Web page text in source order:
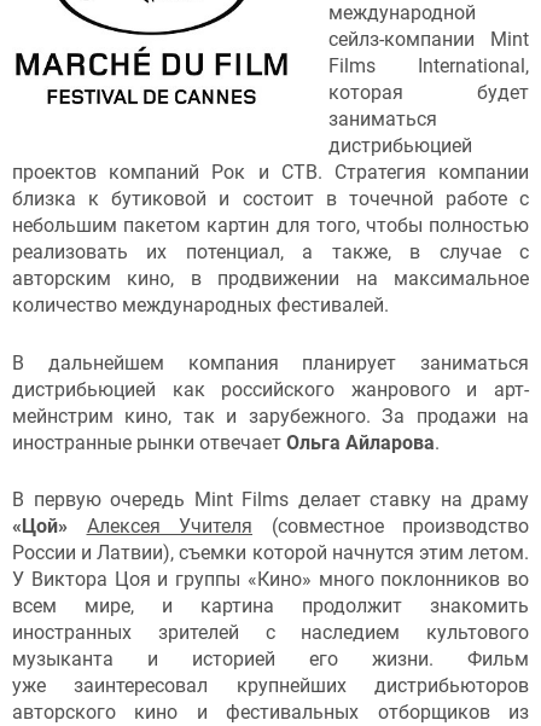
международной
сейлз-компании Mint
Films International,
которая будет
заниматься
дистрибьюцией
проектов компаний Рок и СТВ. Стратегия компании
близка к бутиковой и состоит в точечной работе с
небольшим пакетом картин для того, чтобы полностью
реализовать их потенциал, а также, в случае с
авторским кино, в продвижении на максимальное
количество международных фестивалей.
В дальнейшем компания планирует заниматься
дистрибьюцией как российского жанрового и арт-
мейнстрим кино, так и зарубежного. За продажи на
иностранные рынки отвечает Ольга Айларова.
В первую очередь Mint Films делает ставку на драму
«Цой» Алексея Учителя
(совместное производство
России и Латвии), съемки которой начнутся этим летом.
У Виктора Цоя и группы «Кино» много поклонников во
всем мире, и картина продолжит знакомить
иностранных зрителей с наследием культового
музыканта и историей его жизни. Фильм
уже заинтересовал крупнейших дистрибьюторов
авторского кино и фестивальных отборщиков из